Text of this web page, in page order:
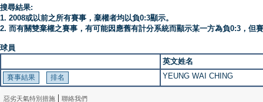
搜尋結果:
1. 2008或以前之所有賽事，棄權者均以負0:3顯示。
2. 而有關雙棄權之賽事，有可能因應舊有計分系統而顯示某一方為負0:3，但
球員
英文姓名
YEUNG WAI CHING